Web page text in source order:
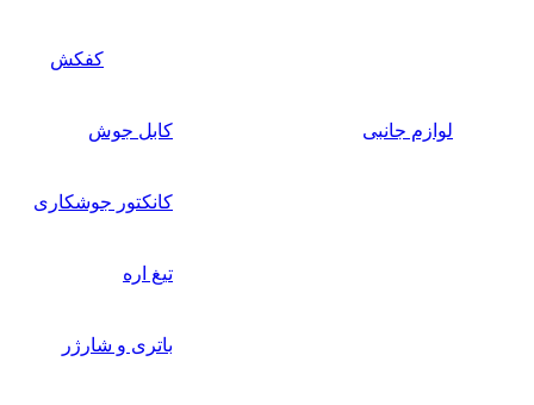
کفکش
لوازم جانبی کابل جوش
کانکتور جوشکاری
تیغ اره
باتری و شارژر